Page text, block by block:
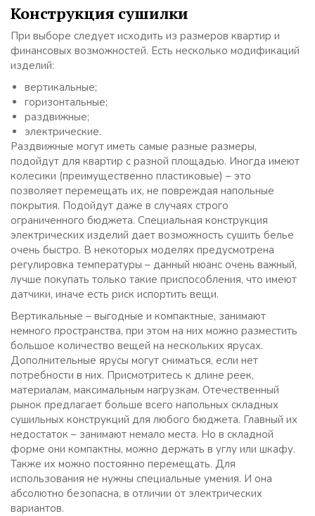
Конструкция сушилки
При выборе следует исходить из размеров квартир и
финансовых возможностей. Есть несколько модификаций
изделий:
вертикальные;
горизонтальные;
раздвижные;
электрические.
Раздвижные могут иметь самые разные размеры,
подойдут для квартир с разной площадью. Иногда имеют
колесики (преимущественно пластиковые) – это
позволяет перемещать их, не повреждая напольные
покрытия. Подойдут даже в случаях строго
ограниченного бюджета. Специальная конструкция
электрических изделий дает возможность сушить белье
очень быстро. В некоторых моделях предусмотрена
регулировка температуры – данный нюанс очень важный,
лучше покупать только такие приспособления, что имеют
датчики, иначе есть риск испортить вещи.
Вертикальные – выгодные и компактные, занимают
немного пространства, при этом на них можно разместить
большое количество вещей на нескольких ярусах.
Дополнительные ярусы могут сниматься, если нет
потребности в них. Присмотритесь к длине реек,
материалам, максимальным нагрузкам. Отечественный
рынок предлагает больше всего напольных складных
сушильных конструкций для любого бюджета. Главный их
недостаток – занимают немало места. Но в складной
форме они компактны, можно держать в углу или шкафу.
Также их можно постоянно перемещать. Для
использования не нужны специальные умения. И она
абсолютно безопасна, в отличии от электрических
вариантов.